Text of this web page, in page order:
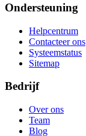
Ondersteuning
Helpcentrum
Contacteer ons
Systeemstatus
Sitemap
Bedrijf
Over ons
Team
Blog